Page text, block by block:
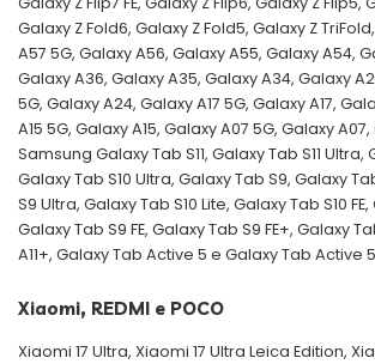
Galaxy Z Fold6, Galaxy Z Fold5, Galaxy Z
A57 5G, Galaxy A56, Galaxy A55, Galaxy A54,
Galaxy A36, Galaxy A35, Galaxy A34, Galaxy
5G, Galaxy A24, Galaxy A17 5G, Galaxy A17,
A15 5G, Galaxy A15, Galaxy A07 5G, Galaxy
Samsung Galaxy Tab S11, Galaxy Tab S11 Ultra,
Galaxy Tab S10 Ultra, Galaxy Tab S9, Galaxy
S9 Ultra, Galaxy Tab S10 Lite, Galaxy Tab S10 FE,
Galaxy Tab S9 FE, Galaxy Tab S9 FE+, Galaxy
A11+, Galaxy Tab Active 5 e Galaxy Tab Active
Xiaomi, REDMI e POCO
Xiaomi 17 Ultra, Xiaomi 17 Ultra Leica Edition,